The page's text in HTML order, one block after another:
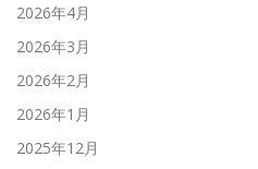
2026年4月
2026年3月
2026年2月
2026年1月
2025年12月